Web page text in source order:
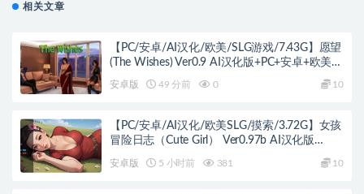
相关文章
【PC/安卓/AI汉化/欧美/SLG游戏/7.43G】愿望
(The Wishes) Ver0.9 AI汉化版+PC+安卓+欧美
安卓版 49 分前 0 10
【PC/安卓/AI汉化/欧美SLG/摸索/3.72G】女孩
冒险日志（Cute Girl） Ver0.97b AI汉化版
安卓版 5 小时前 381 10